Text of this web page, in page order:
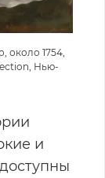
около 1754,
Нью-
и